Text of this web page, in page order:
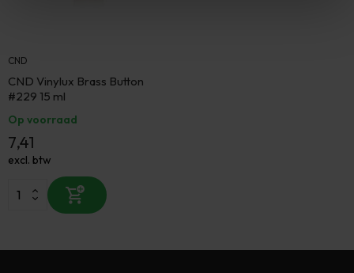
CND
CND Vinylux Brass Button
#229 15 ml
Op voorraad
7,41
excl. btw